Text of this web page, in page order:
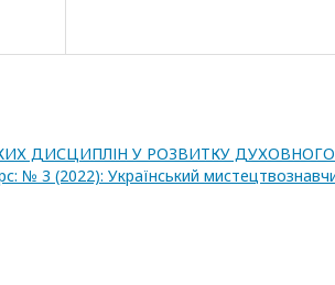
ДИСЦИПЛІН У РОЗВИТКУ ДУХОВНОГО
№ 3 (2022): Український